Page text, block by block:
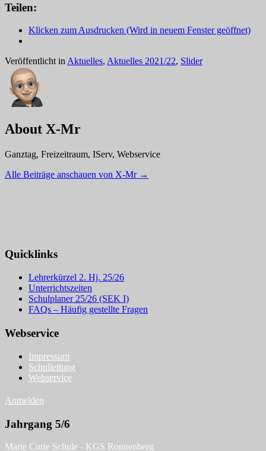
Teilen:
Klicken zum Ausdrucken (Wird in neuem Fenster geöffnet)
Veröffentlicht in Aktuelles, Aktuelles 2021/22, Slider
About X-Mr
Ganztag, Freizeitraum, IServ, Webservice
Alle Beiträge anschauen von X-Mr →
Quicklinks
Lehrerkürzel 2. Hj. 25/26
Unterrichtszeiten
Schulplaner 25/26 (SEK I)
FAQs – Häufig gestellte Fragen
Webservice
Impressum
Schulleitung
Webservice
Anmelden
Jahrgang 5/6
Marie Curie Schule - KGS Ronnenberg